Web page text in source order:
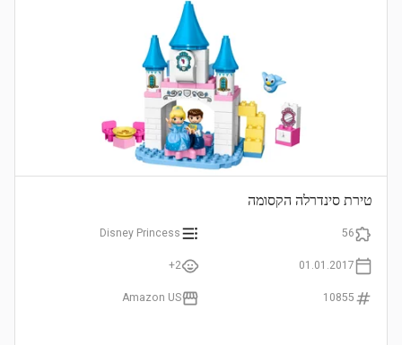
טירת סינדרלה הקסומה
56
Disney Princess
01.01.2017
2+
10855
Amazon US